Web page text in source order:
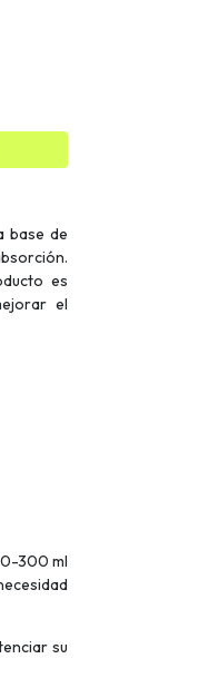
base de
es
el
300 ml
su